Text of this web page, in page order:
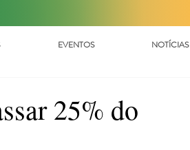
EVENTOS NOTÍCIAS
25% do